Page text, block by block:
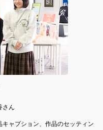
さん
ャプション、作品のセッティン